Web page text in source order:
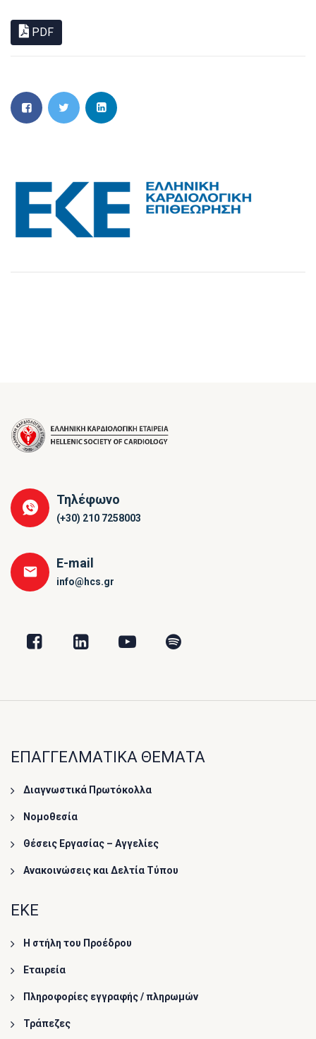
PDF
Τηλέφωνο
(+30) 210 7258003
E-mail
info@hcs.gr
ΕΠΑΓΓΕΛΜΑΤΙΚΑ ΘΕΜΑΤΑ
Διαγνωστικά Πρωτόκολλα
Νομοθεσία
Θέσεις Εργασίας – Αγγελίες
Ανακοινώσεις και Δελτία Τύπου
ΕΚΕ
Η στήλη του Προέδρου
Εταιρεία
Πληροφορίες εγγραφής / πληρωμών
Τράπεζες